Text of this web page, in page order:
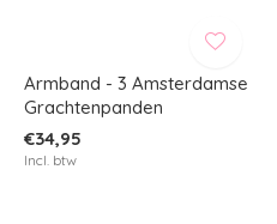
Armband - 3 Amsterdamse
Grachtenpanden
€34,95
Incl. btw